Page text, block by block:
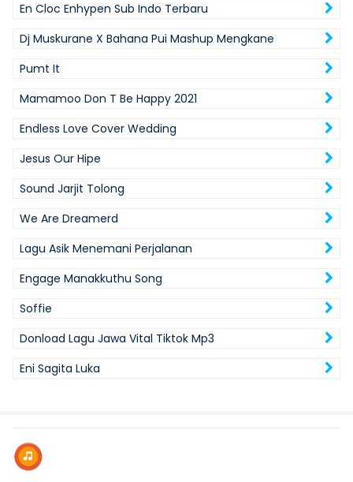
En Cloc Enhypen Sub Indo Terbaru
Dj Muskurane X Bahana Pui Mashup Mengkane
Pumt It
Mamamoo Don T Be Happy 2021
Endless Love Cover Wedding
Jesus Our Hipe
Sound Jarjit Tolong
We Are Dreamerd
Lagu Asik Menemani Perjalanan
Engage Manakkuthu Song
Soffie
Donload Lagu Jawa Vital Tiktok Mp3
Eni Sagita Luka